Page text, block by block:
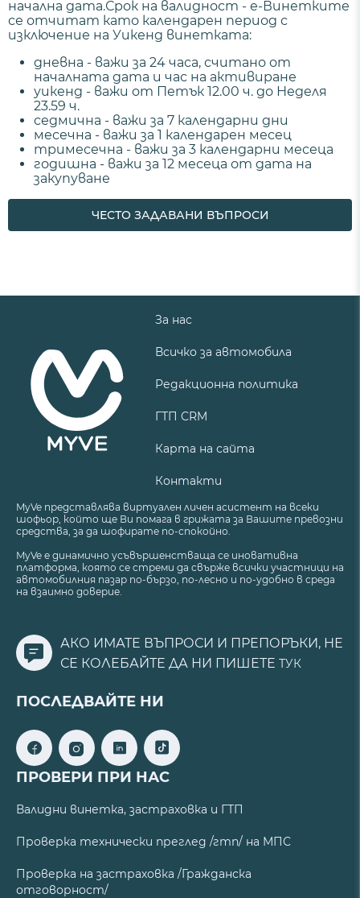
начална дата.Срок на валидност - е-Винетките
се отчитат като календарен период с
изключение на Уикенд винетката:
дневна - важи за 24 часа, считано от
началната дата и час на активиране
уикенд - важи от Петък 12.00 ч. до Неделя
23.59 ч.
седмична - важи за 7 календарни дни
месечна - важи за 1 календарен месец
тримесечна - важи за 3 календарни месеца
годишна - важи за 12 месеца от дата на
закупуване
ЧЕСТО ЗАДАВАНИ ВЪПРОСИ
За нас
Всичко за автомобила
Редакционна политика
ГТП CRM
Карта на сайта
Контакти
MyVe представлява виртуален личен асистент на всеки
шофьор, който ще Ви помага в грижата за Вашите превозни
средства, за да шофирате по-спокойно.
MyVe е динамично усъвършенстваща се иновативна
платформа, която се стреми да свърже всички участници на
автомобилния пазар по-бързо, по-лесно и по-удобно в среда
на взаимно доверие.
АКО ИМАТЕ ВЪПРОСИ И ПРЕПОРЪКИ, НЕ
СЕ КОЛЕБАЙТЕ ДА НИ ПИШЕТЕ ТУК
ПОСЛЕДВАЙТЕ НИ
ПРОВЕРИ ПРИ НАС
Валидни винетка, застраховка и ГТП
Проверка технически преглед /гтп/ на МПС
Проверка на застраховка /Гражданска
отговорност/